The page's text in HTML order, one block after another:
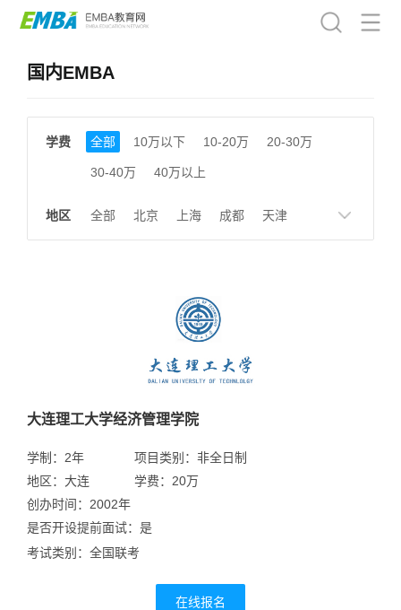
国内EMBA
学费 全部 10万以下 10-20万 20-30万
30-40万 40万以上
地区 全部 北京 上海 成都 天津
山东
广州
大连理工大学经济管理学院
学制：2年
地区：大连
项目类别：非全日制
学费：20万
创办时间：2002年
是否开设提前面试：是
考试类别：全国联考
在线报名